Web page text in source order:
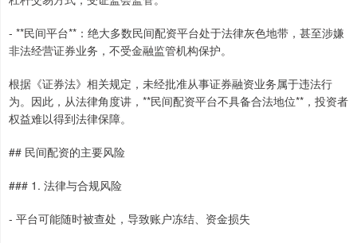
- **民间平台**：绝大多数民间配资平台处于法律灰色地带，甚至涉嫌
非法经营证券业务，不受金融监管机构保护。
根据《证券法》相关规定，未经批准从事证券融资业务属于违法行
为。因此，从法律角度讲，**民间配资平台不具备合法地位**，投资者
权益难以得到法律保障。
## 民间配资的主要风险
### 1. 法律与合规风险
- 平台可能随时被查处，导致账户冻结、资金损失